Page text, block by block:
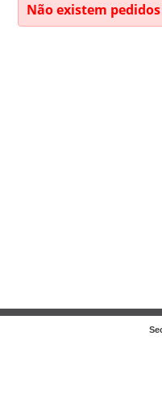
Não existem